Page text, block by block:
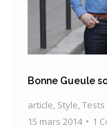
Bonne Gueule
article, Style,Tests
15 mars 2014
1